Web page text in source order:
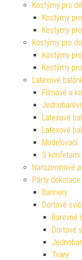
Kostýmy pro
Kostýmy
Kostýmy
Kostýmy pro
Kostýmy
Kostýmy
Latexové
Filmové a
Latexové
Latexové
Modelovací
S konfetami
Narozeninové
Párty
Bannery
Dortové
Barevné
Dortové
Tvary